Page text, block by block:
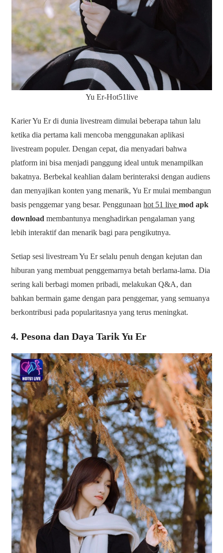
Yu Er-Hot51live
Karier Yu Er di dunia livestream dimulai beberapa tahun lalu
ketika dia pertama kali mencoba menggunakan aplikasi
livestream populer. Dengan cepat, dia menyadari bahwa
platform ini bisa menjadi panggung ideal untuk menampilkan
bakatnya. Berbekal keahlian dalam berinteraksi dengan audiens
dan menyajikan konten yang menarik, Yu Er mulai membangun
basis penggemar yang besar. Penggunaanhot 51 livemod apk
download membantunya menghadirkan pengalaman yang
lebih interaktif dan menarik bagi para pengikutnya.
Setiap sesi livestream Yu Er selalu penuh dengan kejutan dan
hiburan yang membuat penggemarnya betah berlama-lama. Dia
sering kali berbagi momen pribadi, melakukan Q&A, dan
bahkan bermain game dengan para penggemar, yang semuanya
berkontribusi pada popularitasnya yang terus meningkat.
4. Pesona dan Daya Tarik Yu Er